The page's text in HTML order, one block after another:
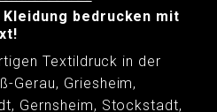
bedrucken mit
Textildruck in der
Gerau, Griesheim,
Gernsheim, Stockstadt,